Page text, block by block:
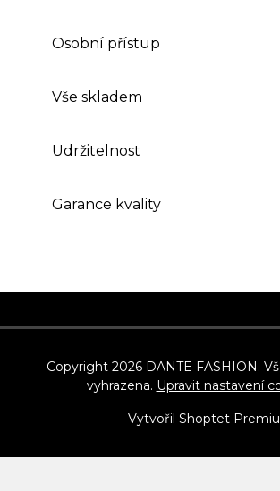
Osobní přístup
Vše skladem
Udržitelnost
Garance kvality
á
í
Vytvořil Shoptet
Copyright 2026 DANTE FASHION.
vyhrazena. Upravit nastavení